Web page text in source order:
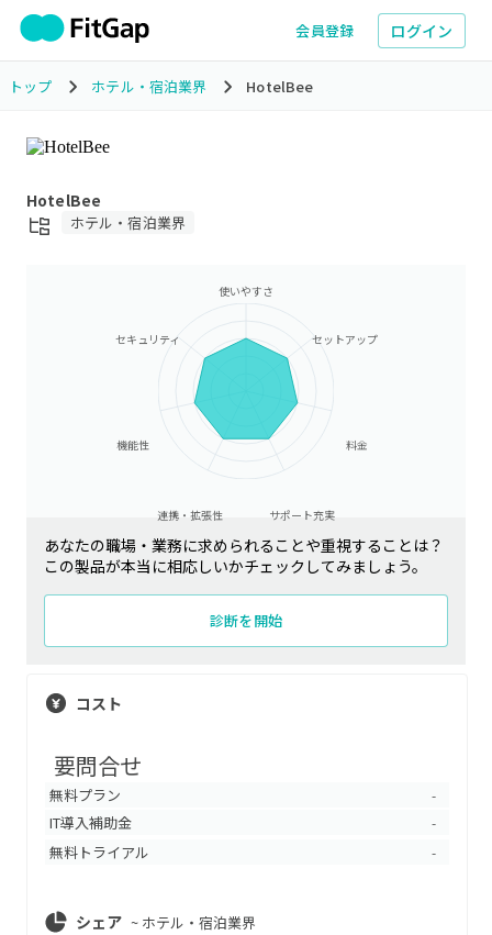
会員登録 ログイン
トップ ホテル・宿泊業界 HotelBee
HotelBee
ホテル・宿泊業界
使いやすさ
セットアップ
料金
サポート充実
連携・拡張性
機能性
セキュリティ
あなたの職場・業務に求められることや重視することは？
この製品が本当に相応しいかチェックしてみましょう。
診断を開始
コスト
要問合せ
無料プラン -
IT導入補助金 -
無料トライアル -
シェア ~ ホテル・宿泊業界